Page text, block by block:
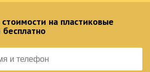
на пластиковые